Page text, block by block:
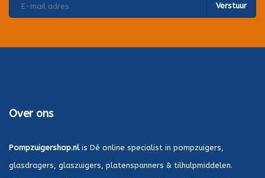
Verstuur
Over ons
Pompzuigershop.nlis Dé online specialist in pompzuigers,
glasdragers, glaszuigers, platenspanners & tilhulpmiddelen.